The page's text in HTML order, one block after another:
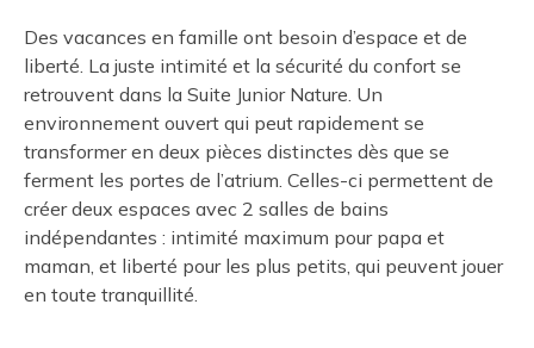
Des vacances en famille ont besoin d’espace et de
liberté. La juste intimité et la sécurité du confort se
retrouvent dans la Suite Junior Nature. Un
environnement ouvert qui peut rapidement se
transformer en deux pièces distinctes dès que se
ferment les portes de l’atrium. Celles-ci permettent de
créer deux espaces avec 2 salles de bains
indépendantes : intimité maximum pour papa et
maman, et liberté pour les plus petits, qui peuvent jouer
en toute tranquillité.